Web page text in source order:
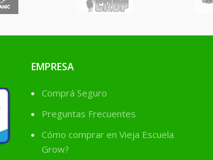
EMPRESA
Comprá Seguro
Preguntas Frecuentes
Cómo comprar en Vieja Escuela
Grow?